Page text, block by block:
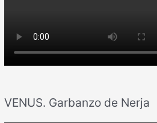
VENUS. Garbanzo de Nerja